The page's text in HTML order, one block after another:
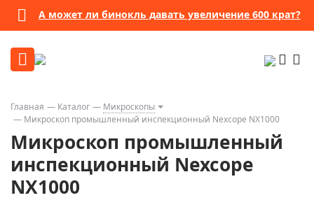
А может ли бинокль давать увеличение 600 крат?
Главная Каталог
Микроскопы
Микроскоп промышленный инспекционный Nexcope NX1000
Микроскоп промышленный
инспекционный Nexcope
NX1000